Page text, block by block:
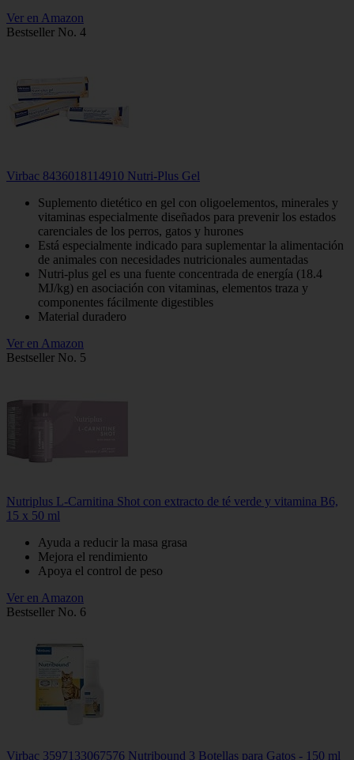
Ver en Amazon
Bestseller No. 4
Virbac 8436018114910 Nutri-Plus Gel
Suplemento dietético en gel con oligoelementos, minerales y
vitaminas especialmente diseñados para prevenir los estados
carenciales de los perros, gatos y hurones
Está especialmente indicado para suplementar la alimentación
de animales con necesidades nutricionales aumentadas
Nutri-plus gel es una fuente concentrada de energía (18.4
MJ/kg) en asociación con vitaminas, elementos traza y
componentes fácilmente digestibles
Material duradero
Ver en Amazon
Bestseller No. 5
Nutriplus L-Carnitina Shot con extracto de té verde y vitamina B6,
15 x 50 ml
Ayuda a reducir la masa grasa
Mejora el rendimiento
Apoya el control de peso
Ver en Amazon
Bestseller No. 6
Virbac 3597133067576 Nutribound 3 Botellas para Gatos - 150 ml